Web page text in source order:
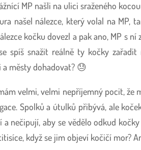
MP našli na ulici sraženého
našel nálezce, který volal na MP,
kočku dovezl a pak ano, MP s
spíš snažit reálně ty kočky
městy dohadovat? 😓
velmi, velmi nepříjemný pocit, že
Spolků a útulků přibývá, ale
nečipují, aby se vědělo odkud
když se jim objeví kočičí mor?